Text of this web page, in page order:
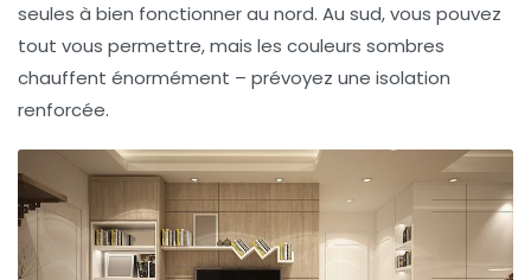
seules à bien fonctionner au nord. Au sud, vous pouvez
tout vous permettre, mais les couleurs sombres
chauffent énormément – prévoyez une isolation
renforcée.